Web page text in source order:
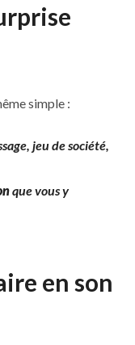
simple :
jeu de société,
que vous y
en son